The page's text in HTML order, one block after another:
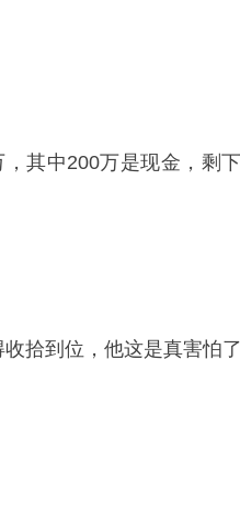
其中200万是现金，剩
拾到位，他这是真害怕